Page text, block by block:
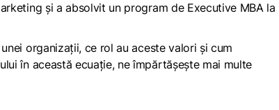
și a absolvit un program de Executive MBA la
organizații, ce rol au aceste valori și cum
în această ecuație, ne împărtășește mai multe